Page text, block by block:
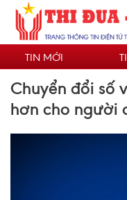
Nhảy
đến
nội
dungTIN MỚI
Chuyển đổi số
hơn cho người